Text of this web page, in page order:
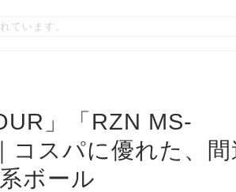
ています。
」「RZN MS-
コスパに優れた、間
ボール